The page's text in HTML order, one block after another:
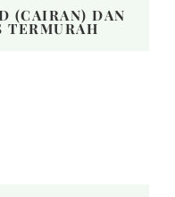
(CAIRAN) DAN
TERMURAH